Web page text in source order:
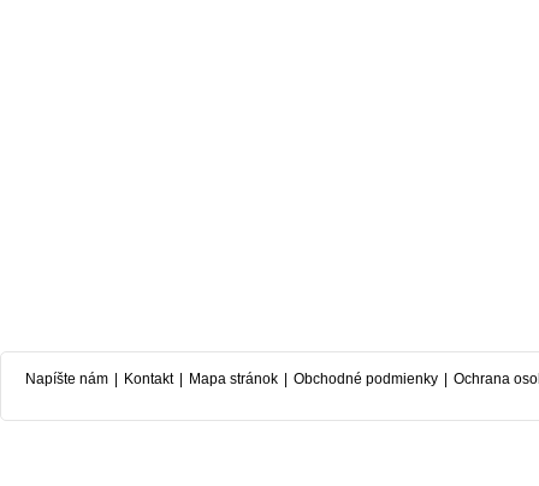
Napíšte nám Kontakt Mapa stránok Obchodné podmienky Ochrana